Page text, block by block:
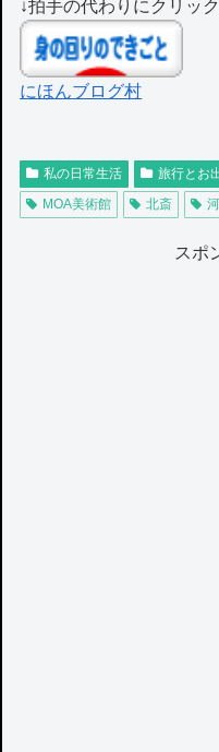
↓拍手の代わりにクリッ
にほんブログ村
私の日常生活 旅行とお
MOA美術館
北斎
スポ